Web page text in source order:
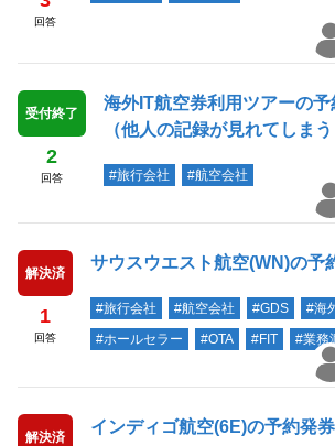
回答
受付終了
2
回答
海外IT航空券利用ツアーの
（他人の記録が見れてしまう
#旅行会社
#航空会社
解決済
1
回答
サウスウエスト航空(WN)の予
#旅行会社 #航空会社 #GDS #海
#ホールセラー
#OTA #FIT
#業務
解決済
インディゴ航空(6E)の予約発券